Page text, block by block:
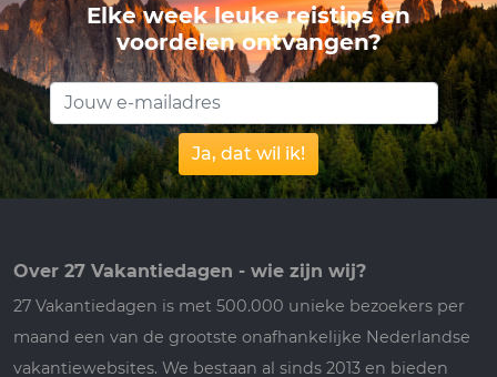
Elke week leuke reistips en
voordelen ontvangen?
Ja, dat wil ik!
Over 27 Vakantiedagen - wie zijn wij?
27 Vakantiedagen is met 500.000 unieke bezoekers per
maand een van de grootste onafhankelijke Nederlandse
vakantiewebsites. We bestaan al sinds 2013 en bieden